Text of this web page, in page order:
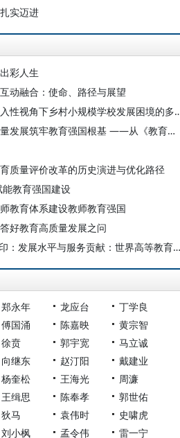
实迈进
彩人生
动融合：使命、路径与展望
赵丹：嵌入乡村的学校：嵌入性视
银晴：以语言文字事业高质量发展筑牢教育强国根基 ——从《教育发展“十五五”规划》看语言文字工作的时代使命
质量评价改革的历史演进与优化路径
教育强国建设
教育体系建设教师教育强国
好教育高质量发展之问
郭丛斌 邱世琛 王黎鑫 李大印：发展水平与服务贡献：世界高等教育发展指数指标体系研究
郑永年 龙应台
丁学良
傅国涌 陈嘉映
黄宗智
徐贲 郭宇宽
马立诚
向继东 赵汀阳
戴建业
杨奎松 王海光
周濂
王缉思 陈奉孝
郭世佑
狄马 袁伟时
史啸虎
刘小枫 孟令伟 雷一宁